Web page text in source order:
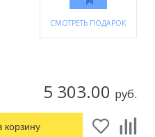
5 303.00 руб.
корзину
СМОТРЕТЬ ПОДАРОК